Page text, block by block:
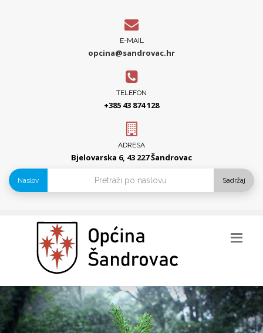
E-MAIL
opcina@sandrovac.hr
TELEFON
+385 43 874 128
ADRESA
Bjelovarska 6, 43 227 Šandrovac
Naslov Sadržaj